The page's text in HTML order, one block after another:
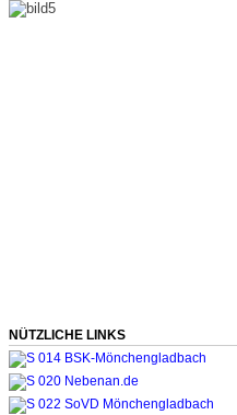
NÜTZLICHE LINKS